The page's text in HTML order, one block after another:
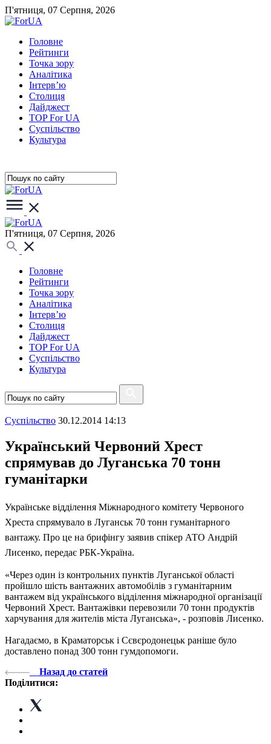
П'ятниця, 07 Серпня, 2026
Головне
Рейтинги
Точка зору
Аналітика
Інтерв’ю
Столиця
Дайджест
TOP For UA
Суспiльство
Культура
П'ятниця, 07 Серпня, 2026
Головне
Рейтинги
Точка зору
Аналітика
Інтерв’ю
Столиця
Дайджест
TOP For UA
Суспiльство
Культура
Суспiльство 30.12.2014 14:13
Український Червоний Хрест
спрямував до Луганська 70 тонн
гуманітарки
Українське відділення Міжнародного комітету Червоного
Хреста спрямувало в Луганськ 70 тонн гуманітарного
вантажу. Про це на брифінгу заявив спікер АТО Андрій
Лисенко, передає РБК-Україна.
«Через один із контрольних пунктів Луганської області
пройшло шість вантажних автомобілів з гуманітарним
вантажем від українського відділення міжнародної організації
Червоний Хрест. Вантажівки перевозили 70 тонн продуктів
харчування для жителів міста Луганська», - розповів Лисенко.
Нагадаємо, в Краматорськ і Сєвєродонецьк раніше було
доставлено понад 300 тонн гумдопомоги.
Назад до статей
Поділитися: